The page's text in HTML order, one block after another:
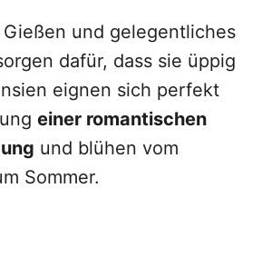
Gießen und gelegentliches
dafür, dass sie üppig
eignen sich perfekt
einer romantischen
und blühen vom
Sommer.